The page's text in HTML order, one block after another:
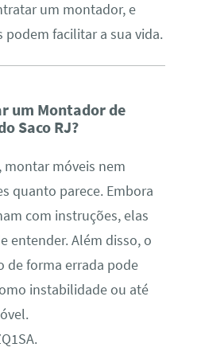
um montador, e
podem facilitar a sua vida.
um Montador de
Saco RJ?
montar móveis nem
quanto parece. Embora
com instruções, elas
entender. Além disso, o
de forma errada pode
instabilidade ou até